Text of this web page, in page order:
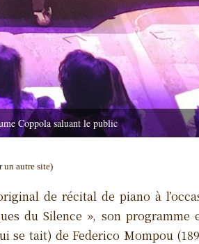
Coppola saluant le public
un autre site)
de récital de piano à
du Silence », son programme
se tait) de Federico Mompou